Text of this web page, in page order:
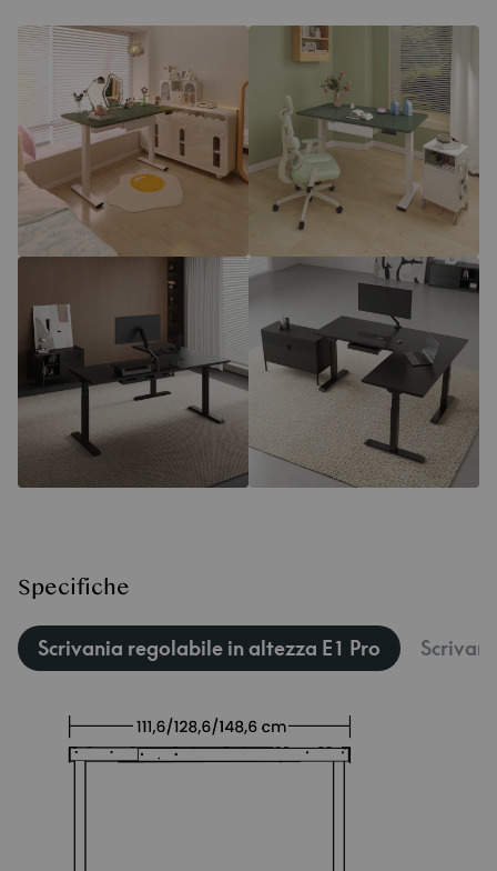
Specifiche
Scrivania regolabile in altezza E1 Pro